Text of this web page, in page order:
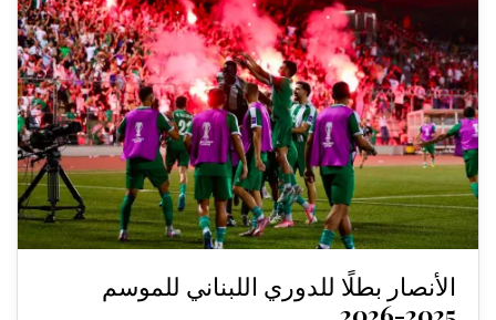
الأنصار بطلًا للدوري اللبناني للموسم